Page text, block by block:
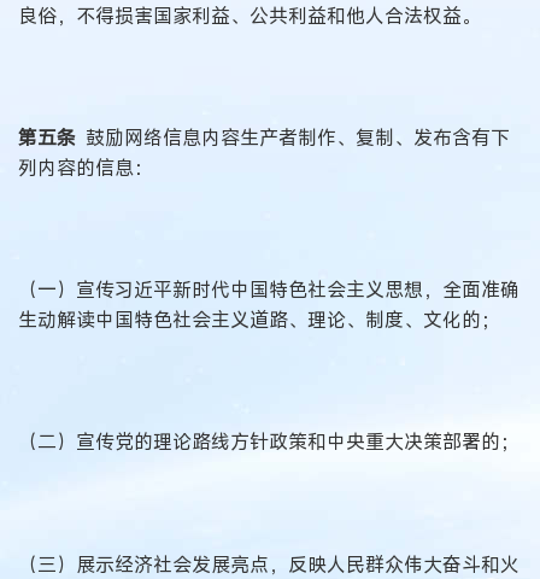
良俗，不得损害国家利益、公共利益和他人合法权益。
第五条 鼓励网络信息内容生产者制作、复制、发布含有下
列内容的信息：
（一）宣传习近平新时代中国特色社会主义思想，全面准确
生动解读中国特色社会主义道路、理论、制度、文化的；
（二）宣传党的理论路线方针政策和中央重大决策部署的；
（三）展示经济社会发展亮点，反映人民群众伟大奋斗和火